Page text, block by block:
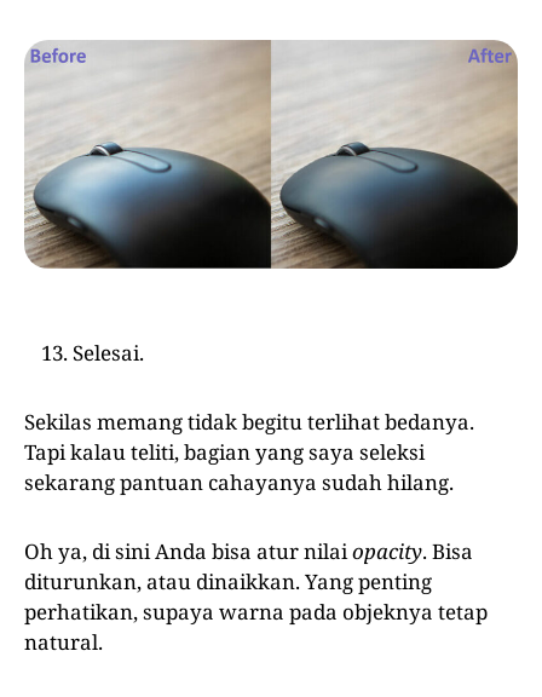
Selesai.
Sekilas memang tidak begitu terlihat bedanya.
Tapi kalau teliti, bagian yang saya seleksi
sekarang pantuan cahayanya sudah hilang.
Oh ya, di sini Anda bisa atur nilaiopacity. Bisa
diturunkan, atau dinaikkan. Yang penting
perhatikan, supaya warna pada objeknya tetap
natural.